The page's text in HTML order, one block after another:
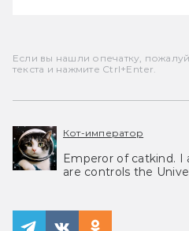
Если вы нашли опечатку,
текста и нажмите Ctrl+Enter.
Кот-император
Emperor of catkind. I
are controls the